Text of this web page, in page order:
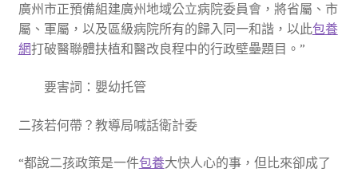
廣州市正預備組建廣州地域公立病院委員會，將省屬、市
屬、軍屬，以及區級病院所有的歸入同一和諧，以此包養
網打破醫聯體扶植和醫改良程中的行政壁壘題目。”
要害詞：嬰幼托管
二孩若何帶？教導局喊話衛計委
“都說二孩政策是一件包養大快人心的事，但比來卻成了